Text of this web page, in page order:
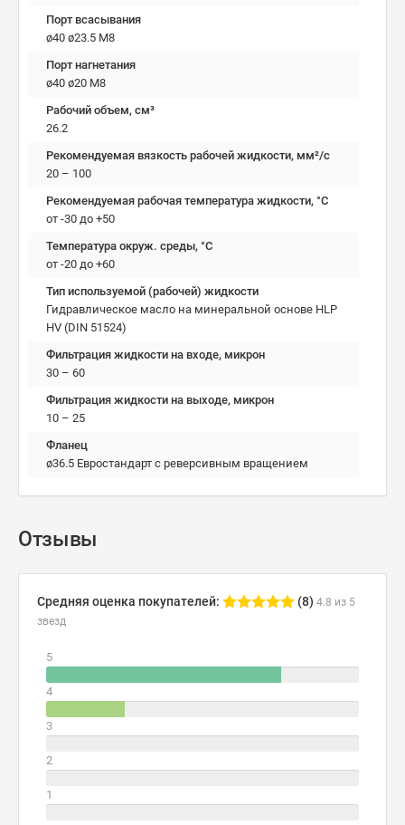
Порт всасывания
ø40 ø23.5 М8
Порт нагнетания
ø40 ø20 М8
Рабочий объем, см³
26.2
Рекомендуемая вязкость рабочей жидкости, мм²/с
20 – 100
Рекомендуемая рабочая температура жидкости, °C
от -30 до +50
Температура окруж. среды, °C
от -20 до +60
Тип используемой (рабочей) жидкости
Гидравлическое масло на минеральной основе HLP
HV (DIN 51524)
Фильтрация жидкости на входе, микрон
30 – 60
Фильтрация жидкости на выходе, микрон
10 – 25
Фланец
ø36.5 Евростандарт с реверсивным вращением
Отзывы
Средняя оценка покупателей: (8) 4.8 из 5
звезд
5
4
3
2
1